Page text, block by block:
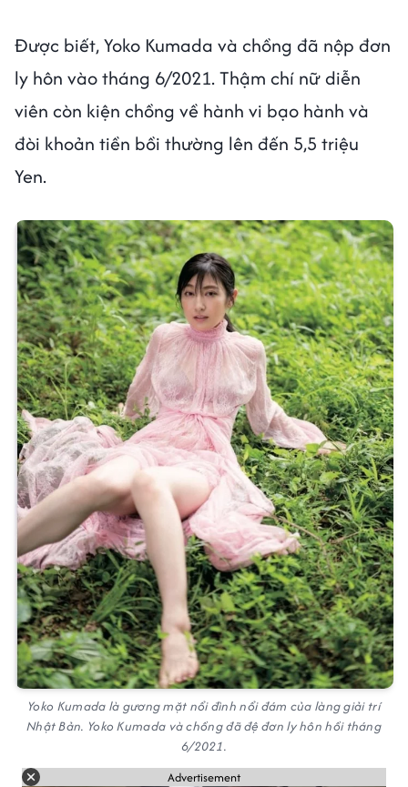
Được biết, Yoko Kumada và chồng đã nộp đơn
ly hôn vào tháng 6/2021. Thậm chí nữ diễn
viên còn kiện chồng về hành vi bạo hành và
đòi khoản tiền bồi thường lên đến 5,5 triệu
Yen.
Yoko Kumada là gương mặt nổi đình nổi đám của làng giải trí
Nhật Bản. Yoko Kumada và chồng đã đệ đơn ly hôn hồi tháng
6/2021.
Advertisement